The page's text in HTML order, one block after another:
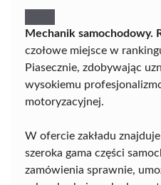
Mechanik samochodowy.
czołowe miejsce w
Piasecznie, zdobywając
wysokiemu
motoryzacyjnej.
W ofercie zakładu
szeroka gama części
zamówienia sprawnie,